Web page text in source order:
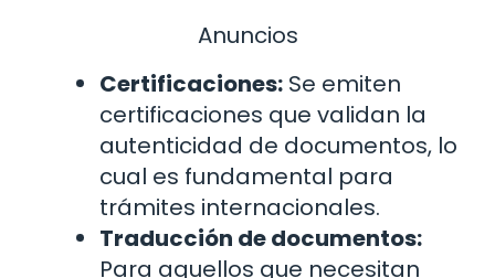
Anuncios
Certificaciones: Se emiten
certificaciones que validan la
autenticidad de documentos, lo
cual es fundamental para
trámites internacionales.
Traducción de documentos:
Para aquellos que necesitan